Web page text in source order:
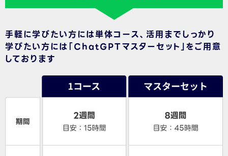
手軽に学びたい方には単体コース、活用までしっかり
学びたい方には「ChatGPTマスターセット」をご用意
しております